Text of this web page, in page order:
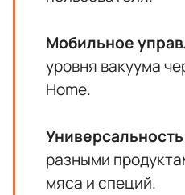
Мобильное
уровня вакуума
Home.
разными
мяса и специй.